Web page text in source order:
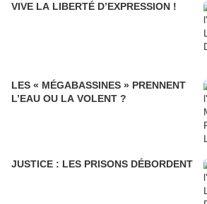
VIVE LA LIBERTÉ D’EXPRESSION !
LES « MÉGABASSINES » PRENNENT
L’EAU OU LA VOLENT ?
JUSTICE : LES PRISONS DÉBORDENT